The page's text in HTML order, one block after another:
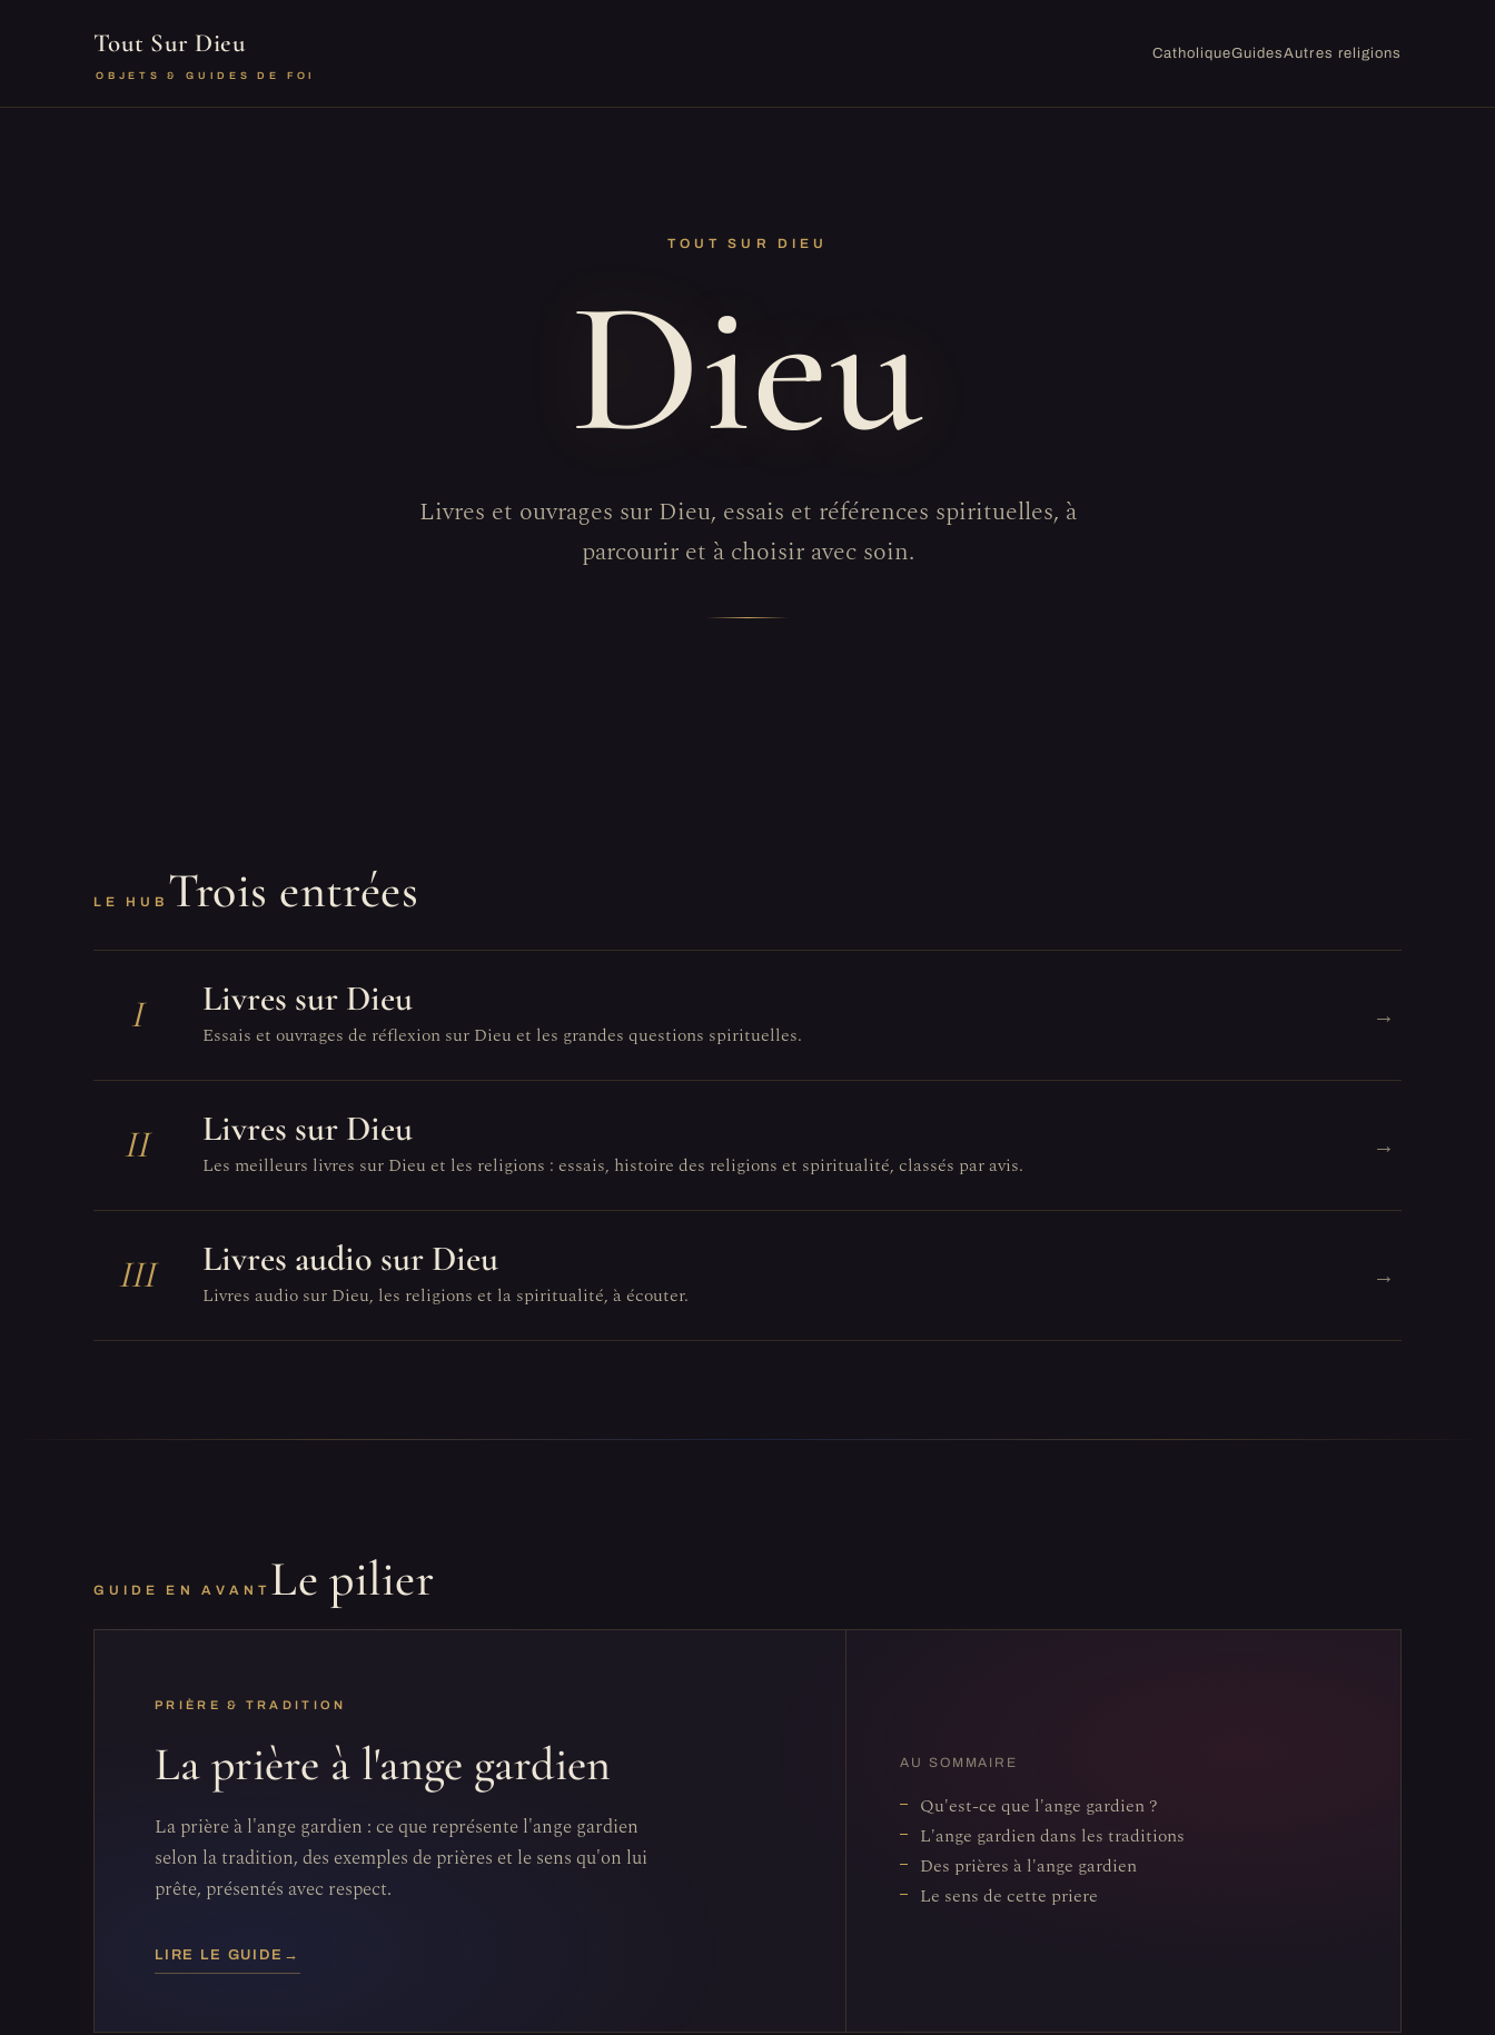
Tout Sur Dieu
OBJETS & GUIDES DE FOI
CatholiqueGuidesAutres religions
TOUT SUR DIEU
Dieu
Livres et ouvrages sur Dieu, essais et références spirituelles, à
parcourir et à choisir avec soin.
LE HUB Trois entrées
I Livres sur Dieu
Essais et ouvrages de réflexion sur Dieu et les grandes questions spirituelles.
→
II Livres sur Dieu
Les meilleurs livres sur Dieu et les religions : essais, histoire des religions et spiritualité, classés par avis.
→
III Livres audio sur Dieu
Livres audio sur Dieu, les religions et la spiritualité, à écouter.
→
GUIDE EN AVANT Le pilier
PRIÈRE & TRADITION
La prière à l'ange gardien
La prière à l'ange gardien : ce que représente l'ange gardien
selon la tradition, des exemples de prières et le sens qu'on lui
prête, présentés avec respect.
LIRE LE GUIDE →
AU SOMMAIRE
Qu'est-ce que l'ange gardien ?
L'ange gardien dans les traditions
Des prières à l'ange gardien
Le sens de cette priere